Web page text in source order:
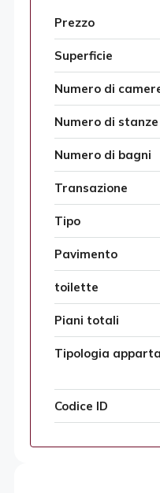
Prezzo
Superficie
Numero di
Numero di stanze
Numero di bagni
Transazione
Tipo
Pavimento
toilette
Piani totali
Tipologia
Codice ID